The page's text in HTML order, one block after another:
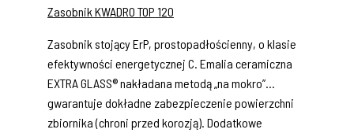
Zasobnik KWADRO TOP 120
Zasobnik stojący ErP, prostopadłościenny, o klasie
efektywności energetycznej C. Emalia ceramiczna
EXTRA GLASS® nakładana metodą „na mokro”
gwarantuje dokładne zabezpieczenie powierzchni
zbiornika (chroni przed korozją). Dodatkowe